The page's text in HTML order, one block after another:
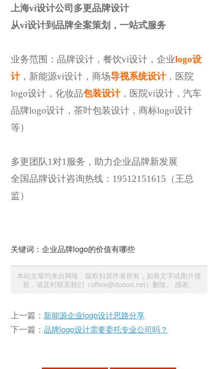
上海vi设计公司多更品牌设计
从vi设计到品牌全案策划，一站式服务
业务范围：品牌设计，餐饮vi设计，企业logo设
计，新能源vi设计，商场导视系统设计，医院
logo设计，化妆品包装设计，医院vi设计，汽车
品牌logo设计，茶叶包装设计，商标logo设计
等）
多更团队1对1服务，助力企业品牌新发展
全国品牌设计咨询热线： 19512151615（王总
监）
关键词：企业品牌logo的价值有哪些
本站文章均来自网络，版权归原作者所有，如有文字或图片侵
权，请及时联系我们（office@duooo.net）删除。 感谢。
上一篇： 新能源企业logo设计思路分享
下一篇：品牌logo设计需要委托专业公司吗？